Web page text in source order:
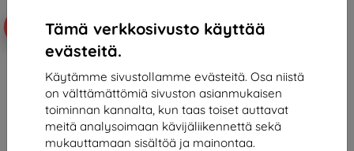
Tämä verkkosivusto käyttää
evästeitä.
Käytämme sivustollamme evästeitä. Osa niistä
on välttämättömiä sivuston asianmukaisen
toiminnan kannalta, kun taas toiset auttavat
meitä analysoimaan kävijäliikennettä sekä
mukauttamaan sisältöä ja mainontaa.
-10%